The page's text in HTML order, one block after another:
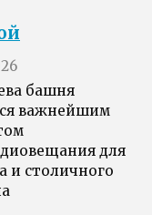
башня
важнейшим
для
и столичного